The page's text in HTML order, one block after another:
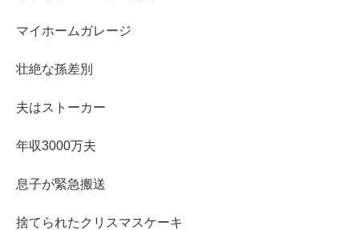
マイホームガレージ
壮絶な孫差別
夫はストーカー
年収3000万夫
息子が緊急搬送
捨てられたクリスマスケーキ